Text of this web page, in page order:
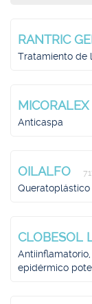
RANTRIC
Tratamiento de
MICORALEX
Anticaspa
OILALFO
Queratoplástico
CLOBESOL
epidérmico